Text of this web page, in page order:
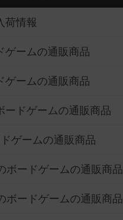
荷情報
ゲームの通販商品
ゲームの通販商品
ードゲームの通販商品
ゲームの通販商品
ボードゲームの通販商品
ボードゲームの通販商品